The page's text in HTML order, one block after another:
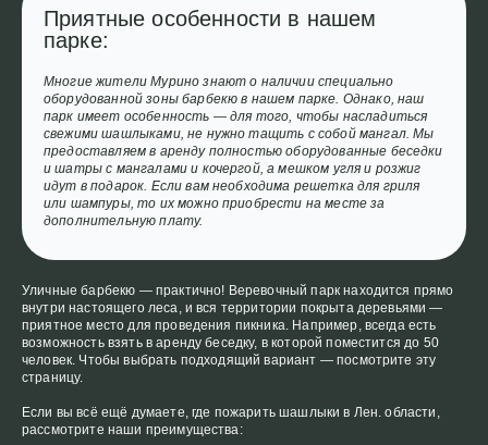
Приятные особенности в нашем
парке:
Многие жители Мурино знают о наличии специально
оборудованной зоны барбекю в нашем парке. Однако, наш
парк имеет особенность — для того, чтобы насладиться
свежими шашлыками, не нужно тащить с собой мангал. Мы
предоставляем в аренду полностью оборудованные беседки
и шатры с мангалами и кочергой, а мешком угля и розжиг
идут в подарок. Если вам необходима решетка для гриля
или шампуры, то их можно приобрести на месте за
дополнительную плату.
Уличные барбекю — практично! Веревочный парк находится прямо
внутри настоящего леса, и вся территории покрыта деревьями —
приятное место для проведения пикника. Например, всегда есть
возможность взять в аренду беседку, в которой поместится до 50
человек. Чтобы выбрать подходящий вариант — посмотрите эту
страницу.
Если вы всё ещё думаете, где пожарить шашлыки в Лен. области,
рассмотрите наши преимущества: